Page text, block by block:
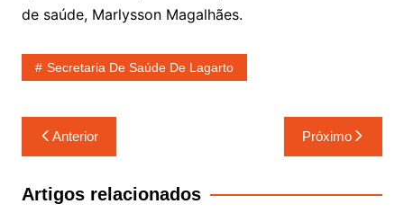
de saúde, Marlysson Magalhães.
Secretaria De Saúde De Lagarto
Navegação
de
Post
Anterior Próximo
Artigos relacionados